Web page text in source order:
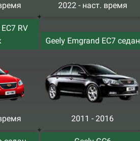
2022 - наст. время
RV
Geely Emgrand EC7 седан
2011 - 2016